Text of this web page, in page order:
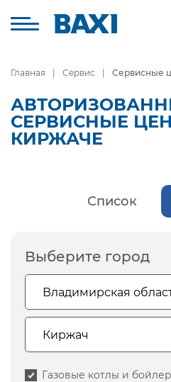
Главная Сервис Сервисные
СЕРВИСНЫЕ
КИРЖАЧЕ
Список
Выберите город
Газовые котлы и